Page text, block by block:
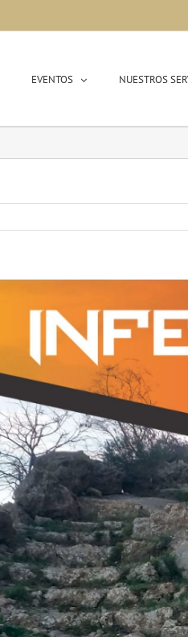
EVENTOS NUESTROS